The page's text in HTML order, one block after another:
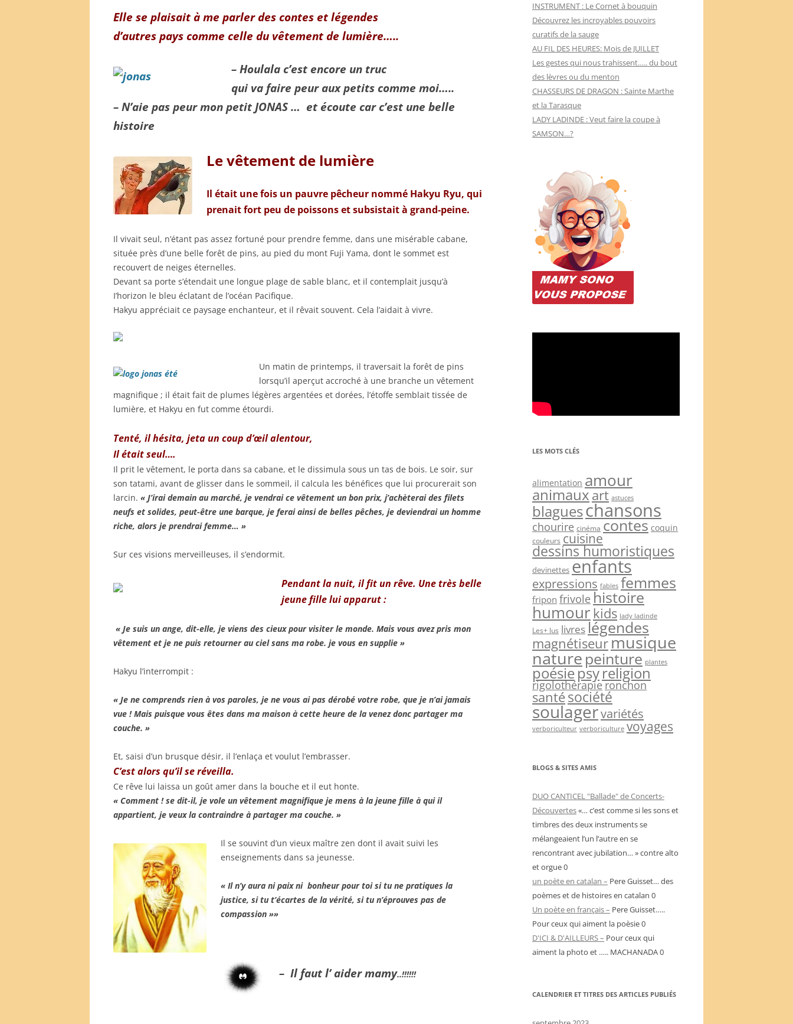
Elle se plaisait à me parler des contes et légendes
d’autres pays comme celle du vêtement de lumière…..
– Houlala c’est encore un truc
qui va faire peur aux petits comme moi…..
– N’aie pas peur mon petit JONAS … et écoute car c’est une belle
histoire
Le vêtement de lumière
Il était une fois un pauvre pêcheur nommé Hakyu Ryu, qui
prenait fort peu de poissons et subsistait à grand-peine.
Il vivait seul, n’étant pas assez fortuné pour prendre femme, dans une misérable cabane,
située près d’une belle forêt de pins, au pied du mont Fuji Yama, dont le sommet est
recouvert de neiges éternelles.
Devant sa porte s’étendait une longue plage de sable blanc, et il contemplait jusqu’à
I’horizon le bleu éclatant de l’océan Pacifique.
Hakyu appréciait ce paysage enchanteur, et il rêvait souvent. Cela l’aidait à vivre.
Un matin de printemps, il traversait la forêt de pins
lorsqu’il aperçut accroché à une branche un vêtement
magnifique ; il était fait de plumes légères argentées et dorées, l’étoffe semblait tissée de
lumière, et Hakyu en fut comme étourdi.
Tenté, il hésita, jeta un coup d’œil alentour,
Il était seul….
Il prit le vêtement, le porta dans sa cabane, et le dissimula sous un tas de bois. Le soir, sur
son tatami, avant de glisser dans le sommeil, il calcula les bénéfices que lui procurerait son
larcin. « J’irai demain au marché, je vendrai ce vêtement un bon prix, j’achèterai des filets
neufs et solides, peut-être une barque, je ferai ainsi de belles pêches, je deviendrai un homme
riche, alors je prendrai femme… »
Sur ces visions merveilleuses, il s’endormit.
Pendant la nuit, il fit un rêve. Une très belle
jeune fille lui apparut :
« Je suis un ange, dit-elle, je viens des cieux pour visiter le monde. Mais vous avez pris mon
vêtement et je ne puis retourner au ciel sans ma robe. je vous en supplie »
Hakyu l’interrompit :
« Je ne comprends rien à vos paroles, je ne vous ai pas dérobé votre robe, que je n’ai jamais
vue ! Mais puisque vous êtes dans ma maison à cette heure de la venez donc partager ma
couche. »
Et, saisi d’un brusque désir, il l’enlaça et voulut l’embrasser.
C’est alors qu’il se réveilla.
Ce rêve lui laissa un goût amer dans la bouche et il eut honte.
« Comment ! se dit-il, je vole un vêtement magnifique je mens à la jeune fille à qui il
appartient, je veux la contraindre à partager ma couche. »
Il se souvint d’un vieux maître zen dont il avait suivi les
enseignements dans sa jeunesse.
« Il n’y aura ni paix ni bonheur pour toi si tu ne pratiques la
justice, si tu t’écartes de la vérité, si tu n’éprouves pas de
compassion »»
– Il faut l’ aider mamy..!!!!!!
INSTRUMENT : Le Cornet à bouquin
Découvrez les incroyables pouvoirs
curatifs de la sauge
AU FIL DES HEURES: Mois de JUILLET
Les gestes qui nous trahissent….. du bout
des lèvres ou du menton
CHASSEURS DE DRAGON : Sainte Marthe
et la Tarasque
LADY LADINDE : Veut faire la coupe à
SAMSON…?
LES MOTS CLÉS
alimentation amour
animauxart astuces
blagueschansons
chourire cinéma contes coquin
couleurs cuisine
dessins humoristiques
devinettes enfants
expressions fables femmes
fripon frivole histoire
humour kids lady ladinde
Les+ lus livreslégendes
magnétiseurmusique
naturepeinture plantes
poésiepsyreligion
rigolothérapieronchon
santésociété
soulagervariétés
verboriculteur verboriculture voyages
BLOGS & SITES AMIS
DUO CANTICEL "Ballade" de Concerts-
Découvertes«… c’est comme si les sons et
timbres des deux instruments se
mélangeaient l’un l’autre en se
rencontrant avec jubilation… » contre alto
et orgue 0
un poète en catalan – Pere Guisset… des
poèmes et de histoires en catalan 0
Un poète en français – Pere Guisset…..
Pour ceux qui aiment la poèsie 0
D'ICI & D'AILLEURS – Pour ceux qui
aiment la photo et ….. MACHANADA 0
CALENDRIER ET TITRES DES ARTICLES PUBLIÉS